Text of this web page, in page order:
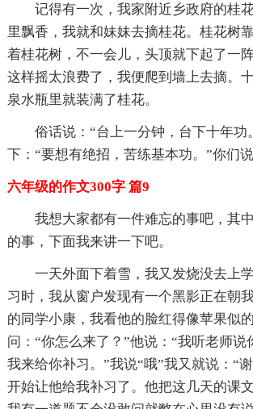
记得有一次，我家附近乡政府的桂
里飘香，我就和妹妹去摘桂花。桂花树
着桂花树，不一会儿，头顶就下起了一
这样摇太浪费了，我便爬到墙上去摘。
泉水瓶里就装满了桂花。
俗话说：“台上一分钟，台下十年功
下：“要想有绝招，苦练基本功。”你们
六年级的作文300字 篇9
我想大家都有一件难忘的事吧，其
的事，下面我来讲一下吧。
一天外面下着雪，我又发烧没去上
习时，我从窗户发现有一个黑影正在朝
的同学小康，我看他的脸红得像苹果似
问：“你怎么来了？”他说：“我听老师说
我来给你补习。”我说“哦”我又就说：“
开始让他给我补习了。他把这几天的课